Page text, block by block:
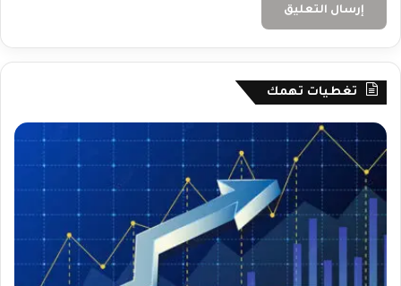
تغطيات تهمك